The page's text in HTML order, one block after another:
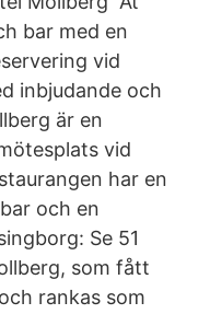
bar med en
vid
inbjudande och
är en
vid
har en
och en
Se 51
som fått
rankas som